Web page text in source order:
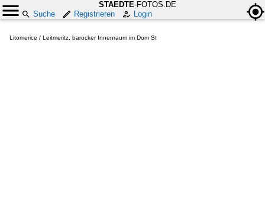
STAEDTE-FOTOS.DE
Suche
Registrieren Login
Litomerice / Leitmeritz, barocker Innenraum im Dom St